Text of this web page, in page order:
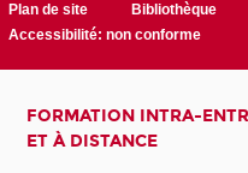
Plan de site Bibliothèque
Accessibilité: non conforme
FORMATION INTRA-
ET À DISTANCE